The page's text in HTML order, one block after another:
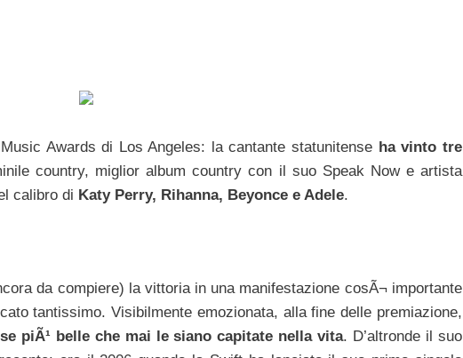
Awards di Los Angeles: la cantante statunitense ha vinto tre
country, miglior album country con il suo Speak Now e artista
calibro di Katy Perry, Rihanna, Beyonce e Adele.
da compiere) la vittoria in una manifestazione cosÃ¬ importante
tantissimo. Visibilmente emozionata, alla fine delle premiazione,
piÃ¹ belle che mai le siano capitate nella vita. D’altronde il suo